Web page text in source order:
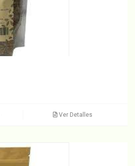
Ver Detalles